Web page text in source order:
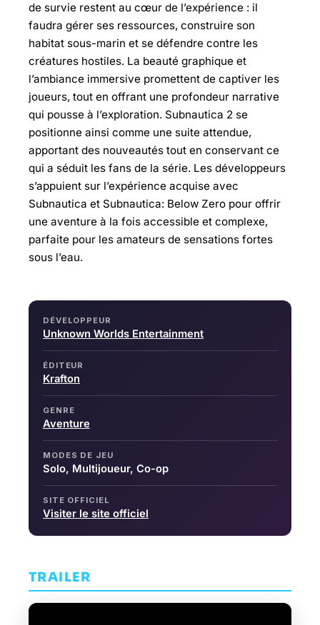
de survie restent au cœur de l’expérience : il
faudra gérer ses ressources, construire son
habitat sous-marin et se défendre contre les
créatures hostiles. La beauté graphique et
l’ambiance immersive promettent de captiver les
joueurs, tout en offrant une profondeur narrative
qui pousse à l’exploration. Subnautica 2 se
positionne ainsi comme une suite attendue,
apportant des nouveautés tout en conservant ce
qui a séduit les fans de la série. Les développeurs
s’appuient sur l’expérience acquise avec
Subnautica et Subnautica: Below Zero pour offrir
une aventure à la fois accessible et complexe,
parfaite pour les amateurs de sensations fortes
sous l’eau.
DÉVELOPPEUR
Unknown Worlds Entertainment
ÉDITEUR
Krafton
GENRE
Aventure
MODES DE JEU
Solo, Multijoueur, Co-op
SITE OFFICIEL
Visiter le site officiel
TRAILER